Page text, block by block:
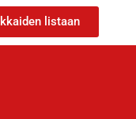
listaan